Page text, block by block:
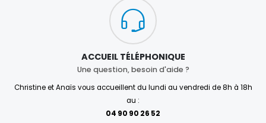
ACCUEIL TÉLÉPHONIQUE
Une question, besoin d'aide ?
Christine et Anaïs vous accueillent du lundi au vendredi de 8h à 18h
au :
04 90 90 26 52